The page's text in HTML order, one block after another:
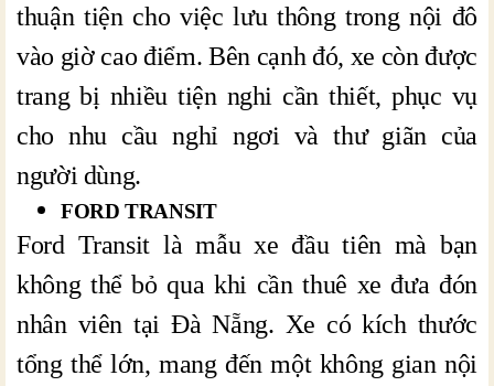
thuận tiện cho việc lưu thông trong nội đô
vào giờ cao điểm. Bên cạnh đó, xe còn được
trang bị nhiều tiện nghi cần thiết, phục vụ
cho nhu cầu nghỉ ngơi và thư giãn của
người dùng.
FORD TRANSIT
Ford Transit là mẫu xe đầu tiên mà bạn
không thể bỏ qua khi cần thuê xe đưa đón
nhân viên tại Đà Nẵng. Xe có kích thước
tổng thể lớn, mang đến một không gian nội